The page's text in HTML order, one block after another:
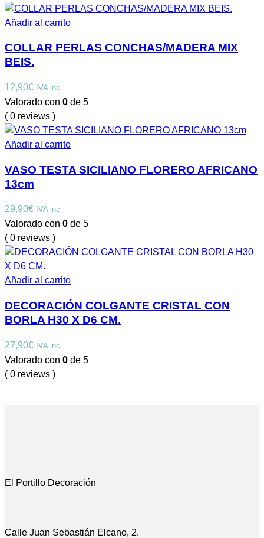
Añadir al carrito
COLLAR PERLAS CONCHAS/MADERA MIX
BEIS.
12,90€ IVA inc
Valorado con 0 de 5
( 0 reviews )
Añadir al carrito
VASO TESTA SICILIANO FLORERO AFRICANO
13cm
29,90€ IVA inc
Valorado con 0 de 5
( 0 reviews )
Añadir al carrito
DECORACIÓN COLGANTE CRISTAL CON
BORLA H30 X D6 CM.
27,90€ IVA inc
Valorado con 0 de 5
( 0 reviews )
El Portillo Decoración
Calle Juan Sebastián Elcano, 2.